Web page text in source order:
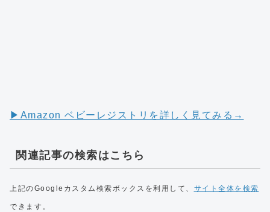
▶︎Amazon ベビーレジストリを詳しく見てみる→
関連記事の検索はこちら
上記のGoogleカスタム検索ボックスを利用して、 サイト全体を検索
できます。